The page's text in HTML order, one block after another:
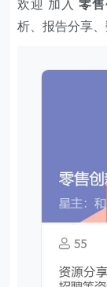
欢迎 加入 零
析、报告分享